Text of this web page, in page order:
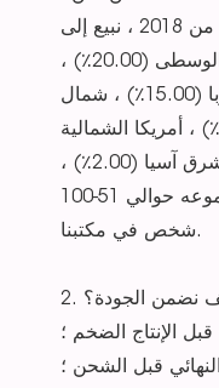
يقع مقرنا في قوانغدونغ ، الصين ، بدءًا من 2018 ، نبيع إلى
أوروبا الغربية (20.00٪) ، أمريكا الوسطى (20.00٪) ،
أوروبا الشرقية (15.00٪) ، جنوب أوروبا (15.00٪) ، شمال
أوروبا (10.00٪) ، الجنوب أمريكا (8.00٪) ، أمريكا الشمالية
(5.00٪) ، جنوب شرق آسيا (3.00٪) ، شرق آسيا (2.00٪) ،
جنوب آسيا (2.00٪). هناك ما مجموعه حوالي 51-100
شخص في مكتبنا.
نضمن الجودة؟
قبل الإنتاج الضخم ؛
قبل الشحن ؛